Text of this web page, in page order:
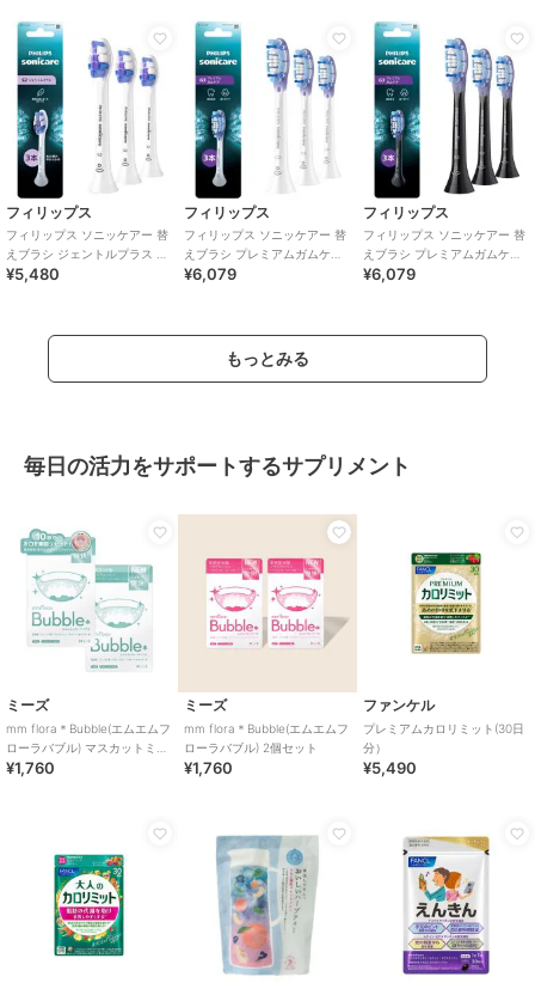
フィリップス
フィリップス ソニッケアー 替
えブラシ ジェントルプラス 3
本組 ホワイト
¥5,480
フィリップス
フィリップス ソニッケアー 替
えブラシ プレミアムガムケア
3本組 ホワイト
¥6,079
フィリップス
フィリップス ソニッケアー 替
えブラシ プレミアムガムケア
3本組 ブラック
¥6,079
もっとみる
毎日の活力をサポートするサプリメント
ミーズ
mm flora＊Bubble(エムエムフ
ローラバブル) マスカットミン
ト風味 2個セット
¥1,760
ミーズ
mm flora＊Bubble(エムエムフ
ローラバブル) 2個セット
¥1,760
ファンケル
プレミアムカロリミット(30日
分）
¥5,490